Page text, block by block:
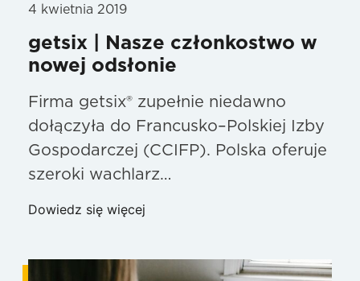
4 kwietnia 2019
getsix | Nasze członkostwo w
nowej odsłonie
Firma getsix® zupełnie niedawno
dołączyła do Francusko–Polskiej Izby
Gospodarczej (CCIFP). Polska oferuje
szeroki wachlarz…
Dowiedz się więcej